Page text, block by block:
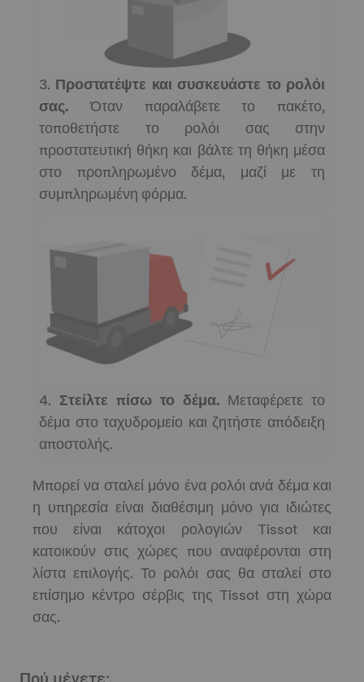
3. Προστατέψτε και συσκευάστε το ρολόι
σας. Όταν παραλάβετε το πακέτο,
τοποθετήστε το ρολόι σας στην
προστατευτική θήκη και βάλτε τη θήκη μέσα
στο προπληρωμένο δέμα, μαζί με τη
συμπληρωμένη φόρμα.
4. Στείλτε πίσω το δέμα. Μεταφέρετε το
δέμα στο ταχυδρομείο και ζητήστε απόδειξη
αποστολής.
Μπορεί να σταλεί μόνο ένα ρολόι ανά δέμα και
η υπηρεσία είναι διαθέσιμη μόνο για ιδιώτες
που είναι κάτοχοι ρολογιών Tissot και
κατοικούν στις χώρες που αναφέρονται στη
λίστα επιλογής. Το ρολόι σας θα σταλεί στο
επίσημο κέντρο σέρβις της Tissot στη χώρα
σας.